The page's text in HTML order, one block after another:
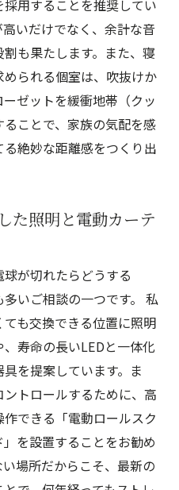
用することを推奨してい
いだけでなく、余計な音
も果たします。また、寝
られる個室は、吹抜けか
ゼットを緩衝地帯（クッ
ことで、家族の気配を感
絶妙な距離感をつくり出
た照明と電動カーテ
球が切れたらどうする
いご相談の一つです。 私
も交換できる位置に照明
寿命の長いLEDと一体化
を提案しています。ま
トロールするために、高
できる「電動ロールスク
を設置することをお勧め
場所だからこそ、最新の